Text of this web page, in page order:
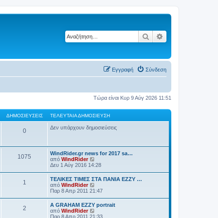
Αναζήτηση
Σύνδεση
Εγγραφή
Τώρα είναι Κυρ 9 Αύγ 2026 11:51
ΔΗΜΟΣΙΕΎΣΕΙΣ ΤΕΛΕΥΤΑΊΑ ΔΗΜΟΣΊΕΥΣΗ
0 Δεν υπάρχουν δημοσιεύσεις
1075
WindRider.gr news for 2017 sa…
από WindRider
ρ
β
ο
ή
τ
η
Δευ 1 Αύγ 2016 14:28
1
TEΛΙΚΕΣ ΤΙΜΕΣ ΣΤΑ ΠΑΝΙΑ EZZY …
από WindRider
ρ
ο
λ
Παρ 8 Απρ 2011 21:47
2
A GRAHAM EZZY portrait
από WindRider
ρ
Παρ 8 Απρ 2011 21:33